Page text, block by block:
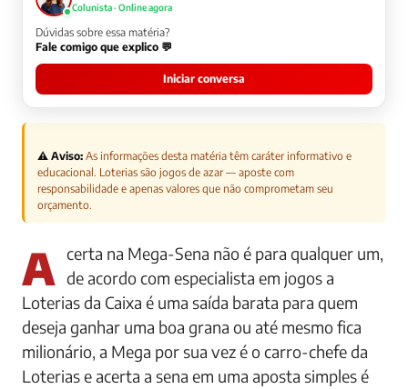
Colunista · Online agora
Dúvidas sobre essa matéria?
Fale comigo que explico 💬
Iniciar conversa
⚠️ Aviso: As informações desta matéria têm caráter informativo e
educacional. Loterias são jogos de azar — aposte com
responsabilidade e apenas valores que não comprometam seu
orçamento.
Acerta na Mega-Sena não é para qualquer um, de acordo com especialista em jogos a
Loterias da Caixa é uma saída barata para quem
deseja ganhar uma boa grana ou até mesmo fica
milionário, a Mega por sua vez é o carro-chefe da
Loterias e acerta a sena em uma aposta simples é